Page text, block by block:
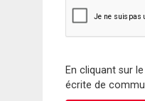
En cliquant sur
écrite de